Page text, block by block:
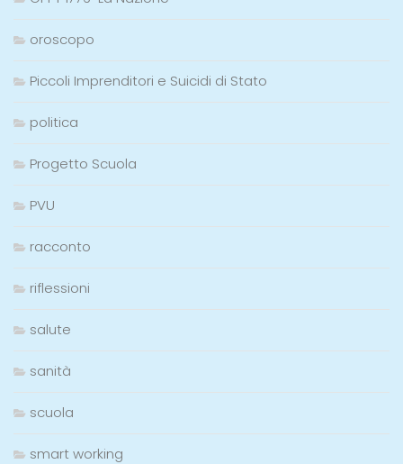
oroscopo
Piccoli Imprenditori e Suicidi di Stato
politica
Progetto Scuola
PVU
racconto
riflessioni
salute
sanità
scuola
smart working